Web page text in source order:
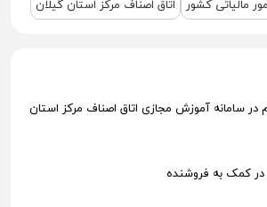
مالیاتی کشور
اتاق اصناف مرکز استان گیلان
در سامانه آموزش مجازی اتاق اصناف مرکز استان
کمک به فروشنده